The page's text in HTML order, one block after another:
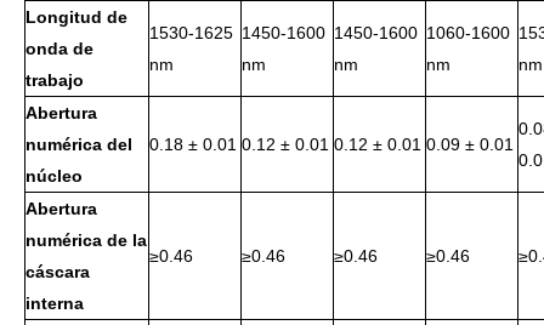
pieza:
Longitud de
onda de
trabajo
1530-1625
nm
1450-1600
nm
1450-1600
nm
1060-1600
nm
nm
Abertura
numérica del
núcleo
0.18 ± 0.01 0.12 ± 0.01 0.12 ± 0.01 0.09 ± 0.01
Abertura
numérica de la
cáscara
interna
≥0.46 ≥0.46 ≥0.46 ≥0.46